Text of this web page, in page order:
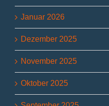
Januar 2026
Dezember 2025
November 2025
Oktober 2025